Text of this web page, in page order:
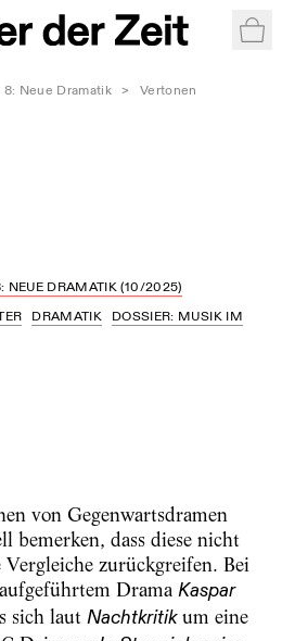
Neue Dramatik > Vertonen
NEUE DRAMATIK (10/2025)
DRAMATIK
DOSSIER: MUSIK IM
von Gegenwartsdramen
bemerken, dass diese nicht
zurückgreifen. Bei
Drama Kaspar
sich laut Nachtkritikum eine